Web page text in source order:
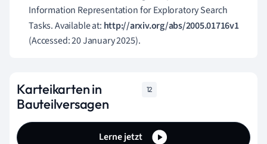
Information Representation for Exploratory Search
Tasks. Available at: http://arxiv.org/abs/2005.01716v1
(Accessed: 20 January 2025).
Karteikarten in
Bauteilversagen
12
Lerne jetzt